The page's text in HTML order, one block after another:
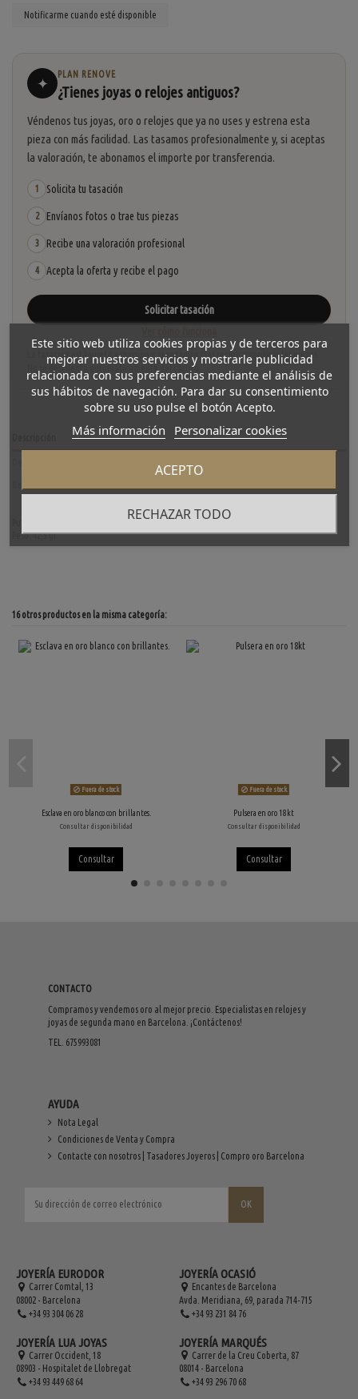
✦
PLAN RENOVE
¿Tienes joyas o relojes antiguos?
Véndenos tus joyas, oro o relojes que ya no uses y estrena esta
pieza con más facilidad. Las tasamos profesionalmente y, si aceptas
la valoración, te abonamos el importe por transferencia.
1 Solicita tu tasación
2 Envíanos fotos o trae tus piezas
3 Recibe una valoración profesional
4 Acepta la oferta y recibe el pago
Solicitar tasación
La tasación está sujeta a revisión y aceptación tras recibir y verificar las piezas.
No se descuenta automáticamente del carrito.
Peso: 42,5 gr.
16 otros productos en la misma categoría:
Fuera de stock
Esclava en oro blanco con brillantes.
Consultar disponibilidad
Consultar
Fuera de stock
Pulsera en oro 18kt
Consultar disponibilidad
Consultar
CONTACTO
Compramos y vendemos oro al mejor precio. Especialistas en relojes y
joyas de segunda mano en Barcelona. ¡Contáctenos!
TEL. 675993081
AYUDA
Nota Legal
Condiciones de Venta y Compra
Contacte con nosotros | Tasadores Joyeros | Compro oro Barcelona
JOYERÍA EURODOR
Carrer Comtal, 13
08002 - Barcelona
+34 93 304 06 28
JOYERÍA LUA JOYAS
Carrer Occident, 18
08903 - Hospitalet de Llobregat
+34 93 449 68 64
JOYERÍA OCASIÓ
Encantes de Barcelona
Avda. Meridiana, 69, parada 714-715
+34 93 231 84 76
JOYERÍA MARQUÉS
Carrer de la Creu Coberta, 87
08014 - Barcelona
+34 93 296 70 68
Este sitio web utiliza cookies propias y de terceros para
mejorar nuestros servicios y mostrarle publicidad
relacionada con sus preferencias mediante el análisis de
sus hábitos de navegación. Para dar su consentimiento
sobre su uso pulse el botón Acepto.
Más información Personalizar cookies
RECHAZAR TODO
ACEPTO